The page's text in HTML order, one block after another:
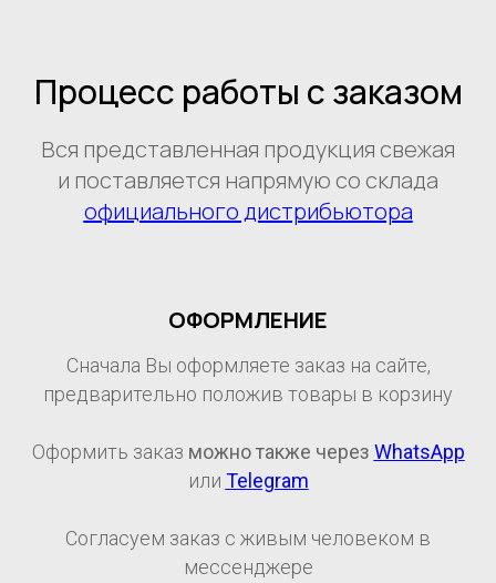
Процесс работы с заказом
Вся представленная продукция свежая
и поставляется напрямую со склада
официального дистрибьютора
ОФОРМЛЕНИЕ
Сначала Вы оформляете заказ на сайте,
предварительно положив товары в корзину
Оформить заказ можно также через WhatsApp
или Telegram
Согласуем заказ с живым человеком в
мессенджере